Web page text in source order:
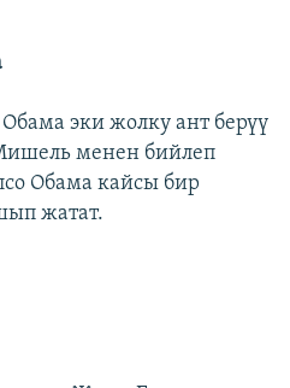
эки жолку ант берүү
менен бийлеп
Обама кайсы бир
жатат.